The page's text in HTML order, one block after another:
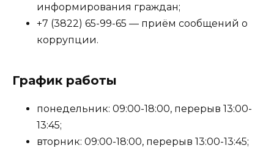
информирования граждан;
+7 (3822) 65-99-65 — приём сообщений о
коррупции.
График работы
понедельник: 09:00-18:00, перерыв 13:00-
13:45;
вторник: 09:00-18:00, перерыв 13:00-13:45;